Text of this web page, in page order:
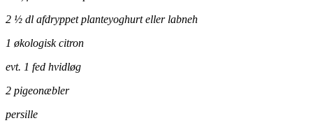
2 ½ dl afdryppet planteyoghurt eller labneh
1 økologisk citron
evt. 1 fed hvidløg
2 pigeonæbler
persille